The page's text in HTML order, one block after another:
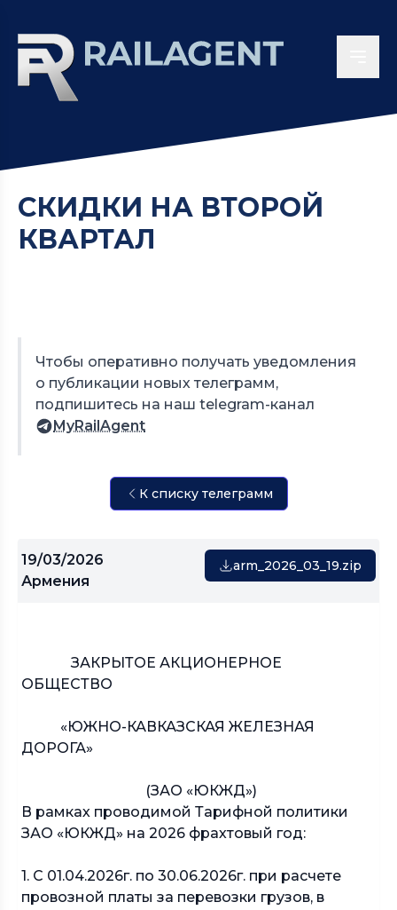
СКИДКИ НА ВТОРОЙ
КВАРТАЛ
Чтобы оперативно получать уведомления
о публикации новых телеграмм,
подпишитесь на наш telegram-канал
MyRailAgent
К списку телеграмм
19/03/2026
Армения
arm_2026_03_19.zip
ЗАКРЫТОЕ АКЦИОНЕРНОЕ
ОБЩЕСТВО
«ЮЖНО-КАВКАЗСКАЯ ЖЕЛЕЗНАЯ
ДОРОГА»
(ЗАО «ЮКЖД»)
В рамках проводимой Тарифной политики
ЗАО «ЮКЖД» на 2026 фрахтовый год:
1. С 01.04.2026г. по 30.06.2026г. при расчете
провозной платы за перевозки грузов, в